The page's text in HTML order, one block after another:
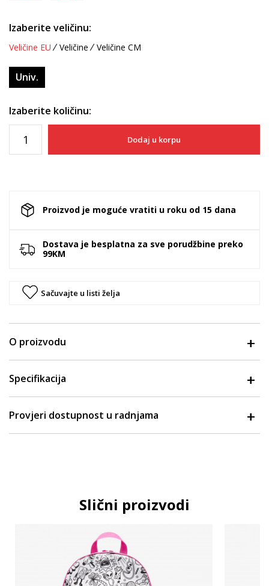
Izaberite veličinu:
Veličine EU Veličine Veličine CM
Univ.
Izaberite količinu:
Dodaj u korpu
Proizvod je moguće vratiti u roku od 15 dana
Dostava je besplatna za sve porudžbine preko
99KM
Sačuvajte u listi želja
O proizvodu
Specifikacija
Provjeri dostupnost u radnjama
Slični proizvodi